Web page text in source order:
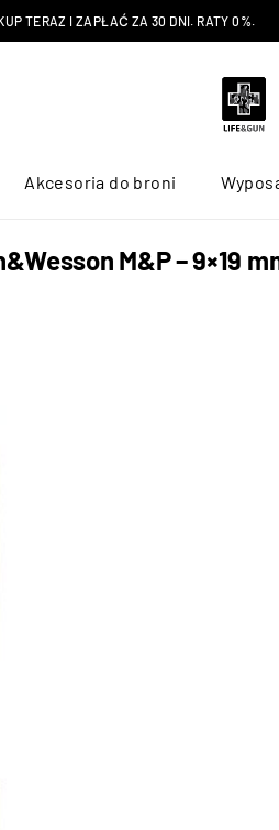
TERAZ I ZAPŁAĆ ZA 30 DNI. RATY 0%.
Akcesoria do broni
M&P – 9×19